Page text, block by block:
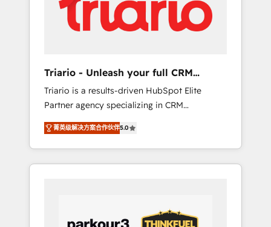
committed to helping our customers grow
and finding solutions that fit their unique
business needs. We are thrilled to have Blue
HubSpot “Our experience with the team at
Blue Frog has been nothing short of
extraordinary. Their years of experience and
quality of skilled staff has earned them a
trusted reputation within the HubSpot
ecosystem as a reliable partner capable of
delivering remarkable experiences for our
Triario - Unleash your full CRM
potential
Triario is a results-driven HubSpot Elite
Partner agency specializing in CRM
implementations & migrations, Revenue
Operations, Custom Integrations, Custom AI
agents and AI-ready Website Design With
over 15 years of experience, we help
through smart automation, data hygiene, and
tailored HubSpot solutions. Our clients
菁英级解决方案合作伙伴5.0